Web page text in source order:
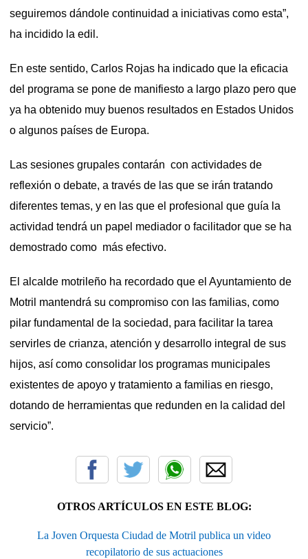
seguiremos dándole continuidad a iniciativas como esta”,
ha incidido la edil.
En este sentido, Carlos Rojas ha indicado que la eficacia
del programa se pone de manifiesto a largo plazo pero que
ya ha obtenido muy buenos resultados en Estados Unidos
o algunos países de Europa.
Las sesiones grupales contarán con actividades de
reflexión o debate, a través de las que se irán tratando
diferentes temas, y en las que el profesional que guía la
actividad tendrá un papel mediador o facilitador que se ha
demostrado como más efectivo.
El alcalde motrileño ha recordado que el Ayuntamiento de
Motril mantendrá su compromiso con las familias, como
pilar fundamental de la sociedad, para facilitar la tarea
servirles de crianza, atención y desarrollo integral de sus
hijos, así como consolidar los programas municipales
existentes de apoyo y tratamiento a familias en riesgo,
dotando de herramientas que redunden en la calidad del
servicio”.
OTROS ARTÍCULOS EN ESTE BLOG:
La Joven Orquesta Ciudad de Motril publica un video
recopilatorio de sus actuaciones